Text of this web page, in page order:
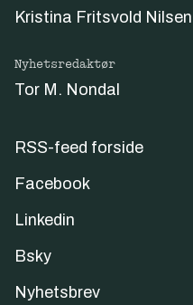
Kristina Fritsvold Nilsen
Nyhetsredaktør
Tor M. Nondal
RSS-feed forside
Facebook
Linkedin
Bsky
Nyhetsbrev